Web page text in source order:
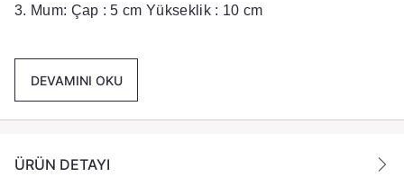
3. Mum: Çap : 5 cm Yükseklik : 10 cm
edin.
DEVAMINI OKU
ÜRÜN DETAYI